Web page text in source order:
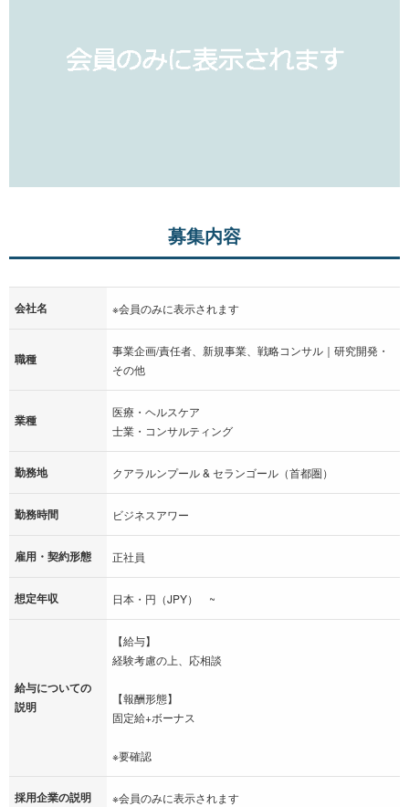
募集内容
会社名 ※会員のみに表示されます
職種
事業企画/責任者、新規事業、戦略コンサル｜研究開発・
その他
業種
医療・ヘルスケア
士業・コンサルティング
勤務地 クアラルンプール & セランゴール（首都圏）
勤務時間 ビジネスアワー
雇用・契約形態 正社員
想定年収 日本・円（JPY） ~
給与についての
説明
【給与】
経験考慮の上、応相談
【報酬形態】
固定給+ボーナス
※要確認
採用企業の説明 ※会員のみに表示されます